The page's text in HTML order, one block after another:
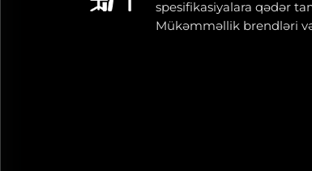
spesifikasiyalara qədər
Mükəmməllik brendləri